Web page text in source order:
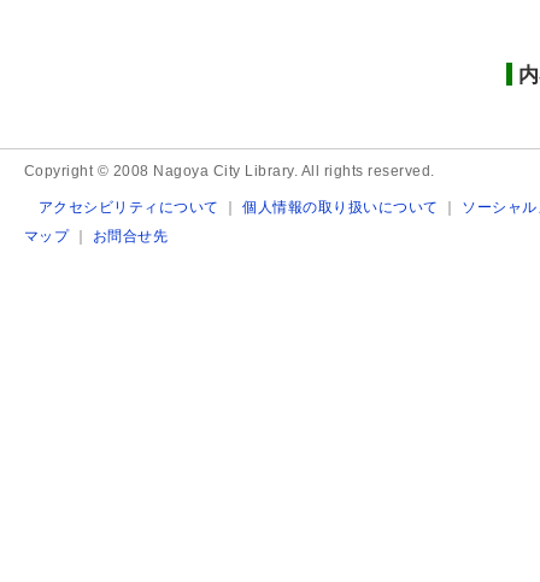
Copyright © 2008 Nagoya City Library. All rights reserved.
アクセシビリティについて ｜個人情報の取り扱いについて ｜ ソーシャ
マップ｜ お問合せ先